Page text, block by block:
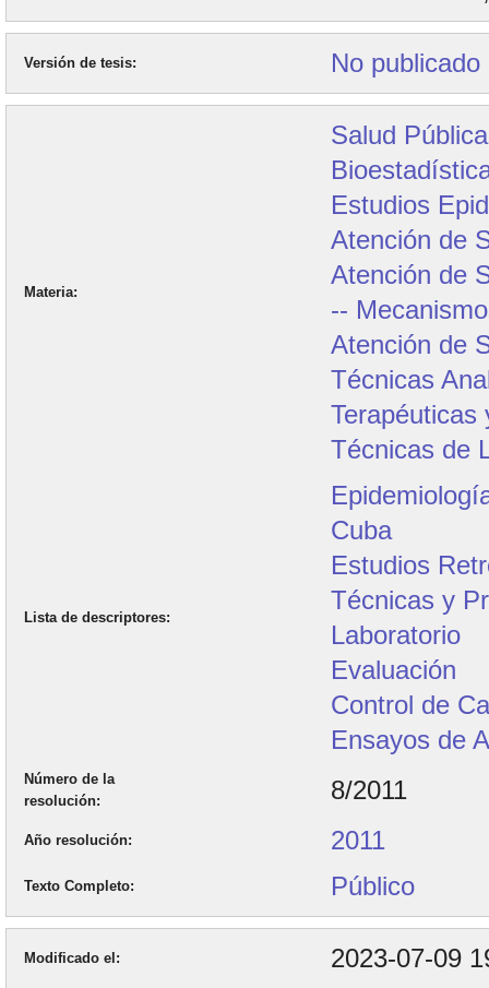
Versión de tesis No publicado
Materia
Salud
Estudios
Atención de
Atención de
--
Atención de
Técnicas
Terapéuticas
Técnicas de
Lista de descriptores
Cuba
Estudios
Técnicas y
Laboratorio
Evaluación
Control de
Ensayos de
Número de la
resolución
8/2011
Año resolución 2011
Texto Completo Público
Modificado el 2023-07-09